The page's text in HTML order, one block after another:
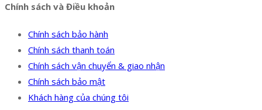
Chính sách và Điều khoản
Chính sách bảo hành
Chính sách thanh toán
Chính sách vận chuyển & giao nhận
Chính sách bảo mật
Khách hàng của chúng tôi